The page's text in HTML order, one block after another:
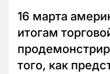
16 марта
итогам
того, как